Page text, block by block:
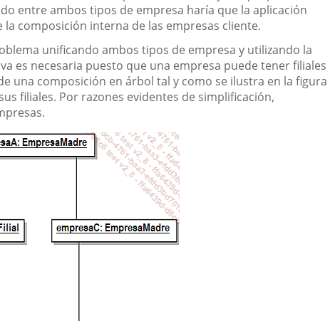
entre ambos tipos de empresa haría que la aplicación
composición interna de las empresas cliente.
unificando ambos tipos de empresa y utilizando la
es necesaria puesto que una empresa puede tener filiales
una composición en árbol tal y como se ilustra en la figura
filiales. Por razones evidentes de simplificación,